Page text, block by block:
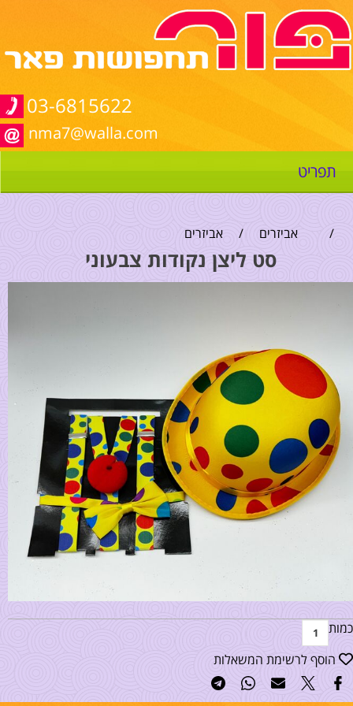
03-6815622
nma7@walla.com
תפריט
/ אביזרים / אביזרים
סט ליצן נקודות צבעוני
כמות
הוסף לרשימת המשאלות